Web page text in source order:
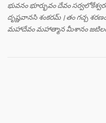
భువనం భూర్భువం దేవం
దృష్ణవానసి శంకరమ్ । తం గచ్చ
మహాదేవం మహాత్మాన మీశానం జటిలం